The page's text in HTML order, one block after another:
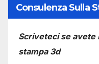
Consulenza Sulla
Scriveteci se avete
stampa 3d